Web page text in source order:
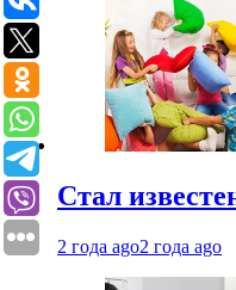
Стал
2 года ago2 года ago